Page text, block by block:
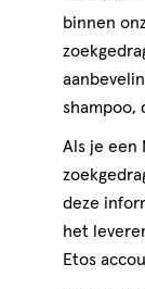
binnen
shampoo,
Als je een
deze
het
Etos